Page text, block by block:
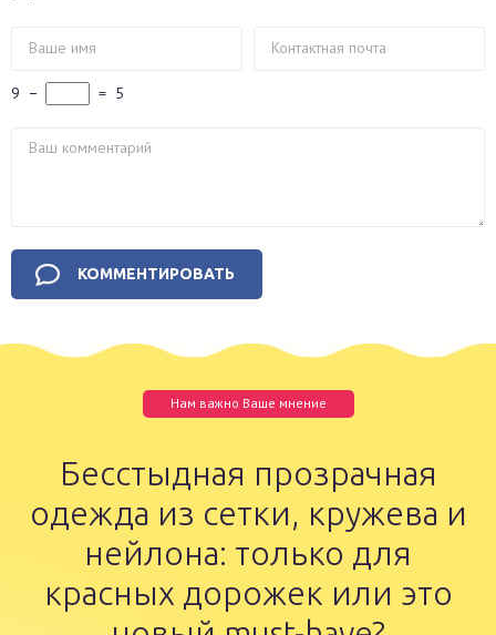
9 − = 5
Нам важно Ваше мнение
Бесстыдная прозрачная
одежда из сетки, кружева и
нейлона: только для
красных дорожек или это